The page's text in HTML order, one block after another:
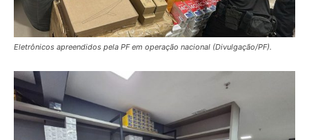
Eletrônicos apreendidos pela PF em operação nacional (Divulgação/PF).